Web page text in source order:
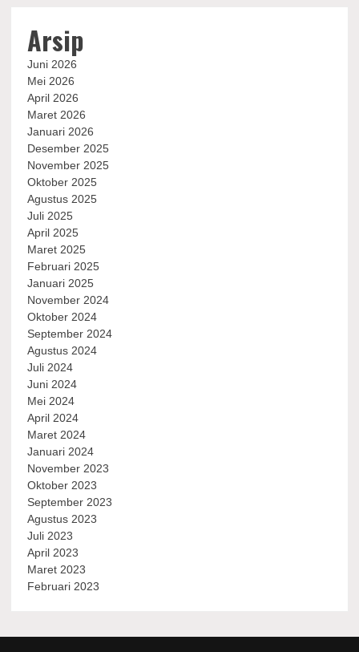
Arsip
Juni 2026
Mei 2026
April 2026
Maret 2026
Januari 2026
Desember 2025
November 2025
Oktober 2025
Agustus 2025
Juli 2025
April 2025
Maret 2025
Februari 2025
Januari 2025
November 2024
Oktober 2024
September 2024
Agustus 2024
Juli 2024
Juni 2024
Mei 2024
April 2024
Maret 2024
Januari 2024
November 2023
Oktober 2023
September 2023
Agustus 2023
Juli 2023
April 2023
Maret 2023
Februari 2023